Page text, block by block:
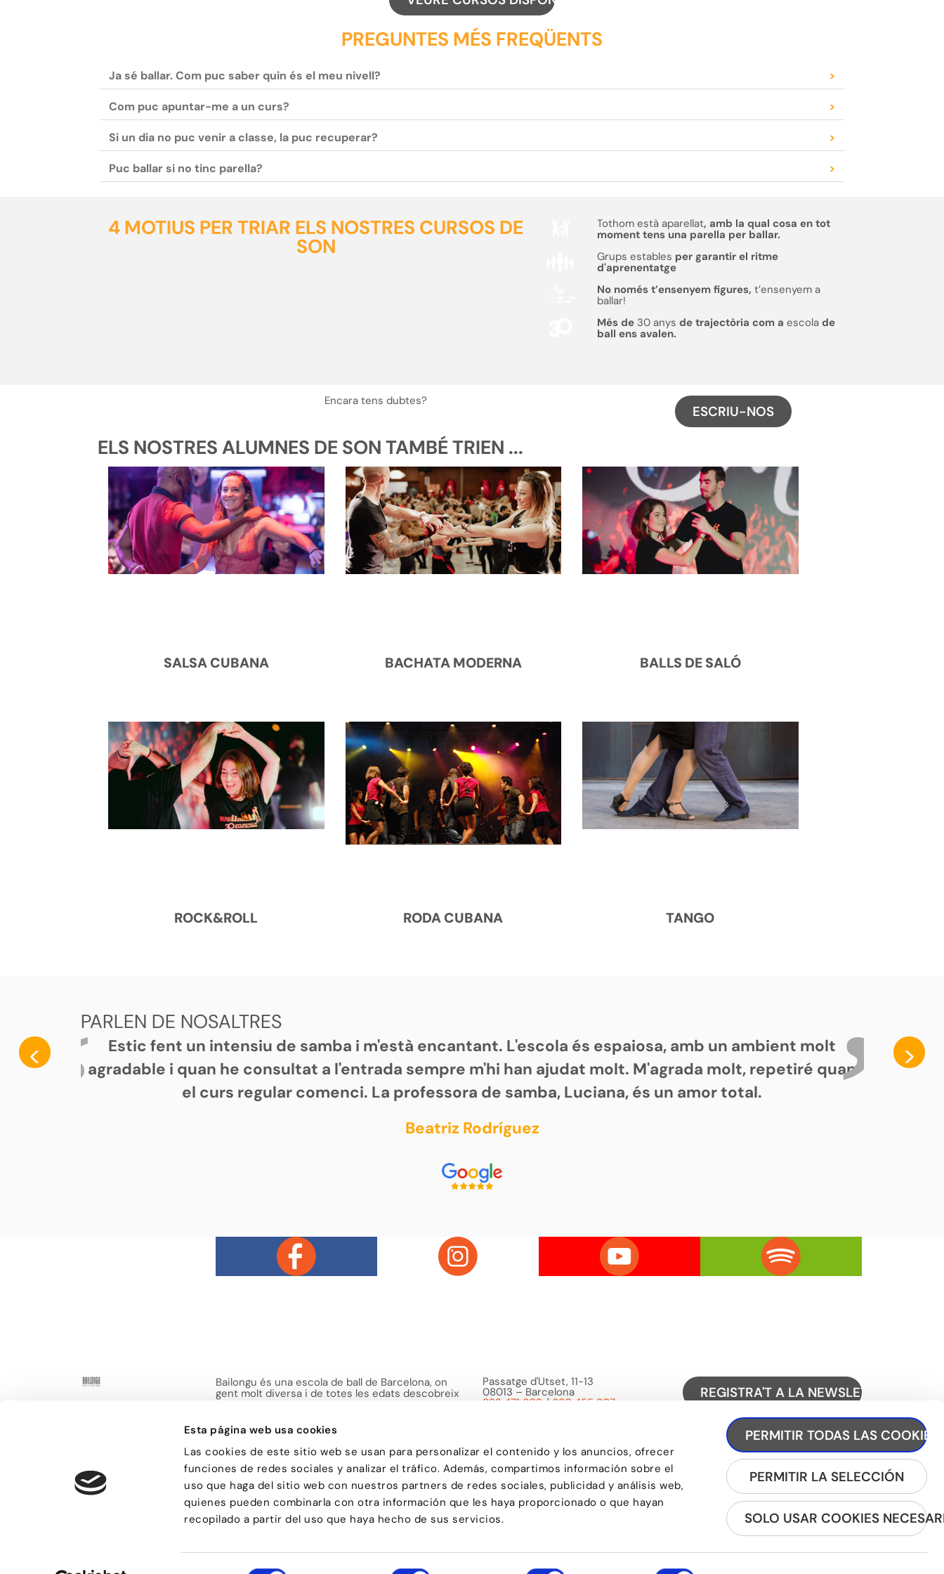
Esta página web usa cookies
Las cookies de este sitio web se usan para personalizar el contenido y los anuncios, ofrecer
funciones de redes sociales y analizar el tráfico. Además, compartimos información sobre el
uso que haga del sitio web con nuestros partners de redes sociales, publicidad y análisis web,
quienes pueden combinarla con otra información que les haya proporcionado o que hayan
recopilado a partir del uso que haya hecho de sus servicios.
PERMITIR TODAS LAS COOKIES
PERMITIR LA SELECCIÓN
SOLO USAR COOKIES
PREGUNTES MÉS FREQÜENTS
Ja sé ballar. Com puc saber quin és el meu nivell? >
Com puc apuntar-me a un curs? >
Si un dia no puc venir a classe, la puc recuperar? >
Puc ballar si no tinc parella? >
4 MOTIUS PER TRIAR ELS NOSTRES CURSOS DE
SON
Tothom està aparellat, amb la qual cosa en tot
moment tens una parella per ballar.
Grups estables per garantir el ritme
d'aprenentatge
No només t’ensenyem figures, t’ensenyem a
ballar!
Més de 30 anys de trajectòria com a escolade
ball ens avalen.
Encara tens dubtes?
ESCRIU-NOS
ELS NOSTRES ALUMNES DE SON TAMBÉ TRIEN ...
SALSA CUBANA BACHATA MODERNA BALLS DE SALÓ
ROCK&ROLL RODA CUBANA TANGO
PARLEN DE NOSALTRES
<
Estic fent un intensiu de samba i m'està encantant. L'escola és espaiosa, amb un ambient molt
agradable i quan he consultat a l'entrada sempre m'hi han ajudat molt. M'agrada molt, repetiré quan
el curs regular comenci. La professora de samba, Luciana, és un amor total.
Beatriz Rodríguez
>
Bailongu és una escola de ball de Barcelona, on
gent molt diversa i de totes les edats descobreix
el gust per aprendre a ballar i troba en el ball una
sensacions.
Passatge d'Utset, 11-13
08013 – Barcelona
932 471 602 / 680 455 807
REGISTRA'T A LA NEWSLETTER
© Bailongu 2015.
Política de compres